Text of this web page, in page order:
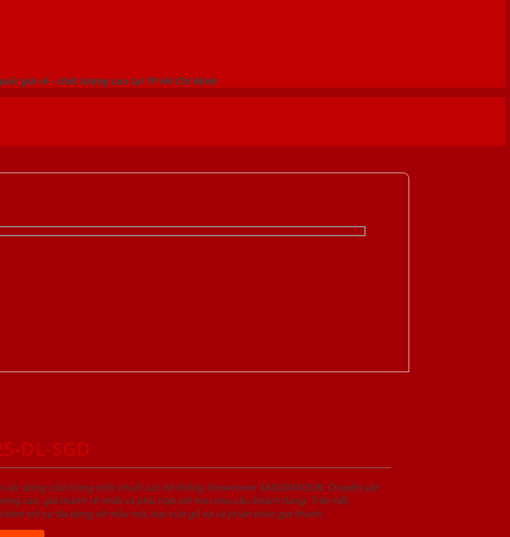
giá rẻ - chất lượng cao tại TP Hồ Chí Minh
DL-SGD
dòng cửa trong một chuỗi các hệ thống Showroom SAIGONDOOR. Chuyên sản
cao, giá thành rẻ nhất và phù hợp với mọi nhu cầu khách hàng. Trên hết,
với sự đa dạng về mẫu mã, loại cửa gỗ và cả phân khúc giá thành.